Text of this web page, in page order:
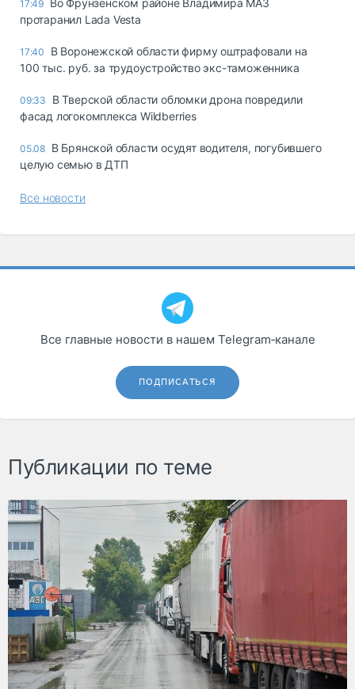
17:49 Во Фрунзенском районе Владимира МАЗ
протаранил Lada Vesta
17:40
В Воронежской области фирму оштрафовали на
100 тыс. руб. за трудоустройство экс-таможенника
09:33
В Тверской области обломки дрона повредили
фасад логокомплекса Wildberries
05.08 В Брянской области осудят водителя, погубившего
целую семью в ДТП
Все новости
Все главные новости в нашем Telegram‑канале
ПОДПИСАТЬСЯ
Публикации по теме